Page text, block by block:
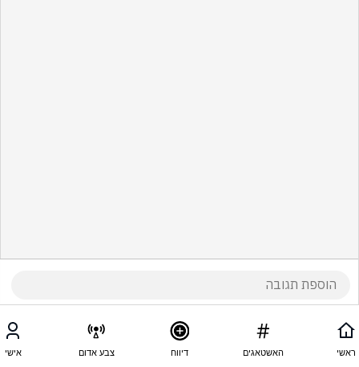
ראשי האשטאגים דיווח צבע אדום אישי